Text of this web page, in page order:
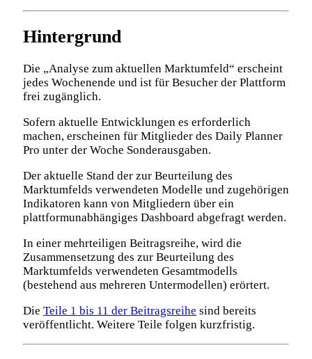
Hintergrund
Die „Analyse zum aktuellen Marktumfeld“ erscheint
jedes Wochenende und ist für Besucher der Plattform
frei zugänglich.
Sofern aktuelle Entwicklungen es erforderlich
machen, erscheinen für Mitglieder des Daily Planner
Pro unter der Woche Sonderausgaben.
Der aktuelle Stand der zur Beurteilung des
Marktumfelds verwendeten Modelle und zugehörigen
Indikatoren kann von Mitgliedern über ein
plattformunabhängiges Dashboard abgefragt werden.
In einer mehrteiligen Beitragsreihe, wird die
Zusammensetzung des zur Beurteilung des
Marktumfelds verwendeten Gesamtmodells
(bestehend aus mehreren Untermodellen) erörtert.
Die Teile 1 bis 11 der Beitragsreihe sind bereits
veröffentlicht. Weitere Teile folgen kurzfristig.